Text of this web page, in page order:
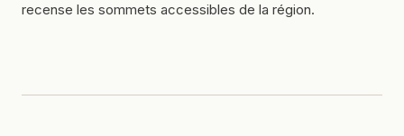
recense les sommets accessibles de la région.